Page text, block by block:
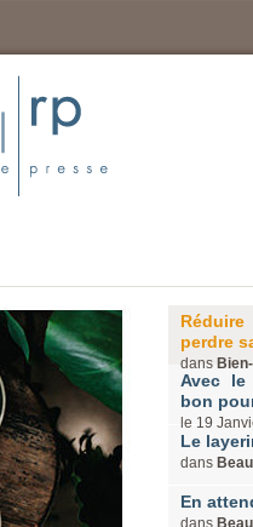
perdre
dans
Avec le
bon
le 19
Le
dans
En
dans